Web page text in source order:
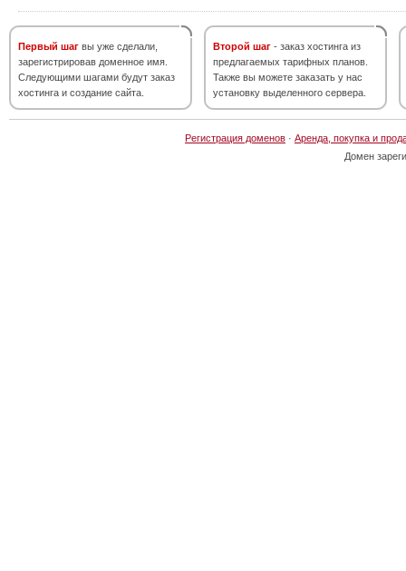
Первый шаг вы уже сделали,
зарегистрировав доменное имя.
Следующими шагами будут заказ
хостинга и создание сайта.
Второй шаг - заказ хостинга из
предлагаемых тарифных планов.
Также вы можете заказать у нас
установку выделенного сервера.
Регистрация доменов · Аренда, покупка и
Домен